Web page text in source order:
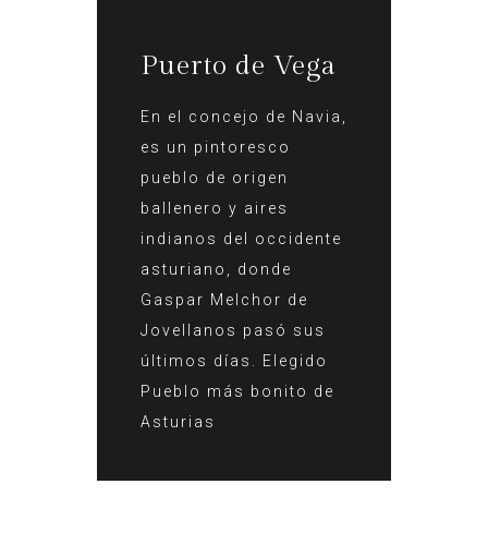
Puerto de Vega
En el concejo de Navia,
es un pintoresco
pueblo de origen
ballenero y aires
indianos del occidente
asturiano, donde
Gaspar Melchor de
Jovellanos pasó sus
últimos días. Elegido
Pueblo más bonito de
Asturias